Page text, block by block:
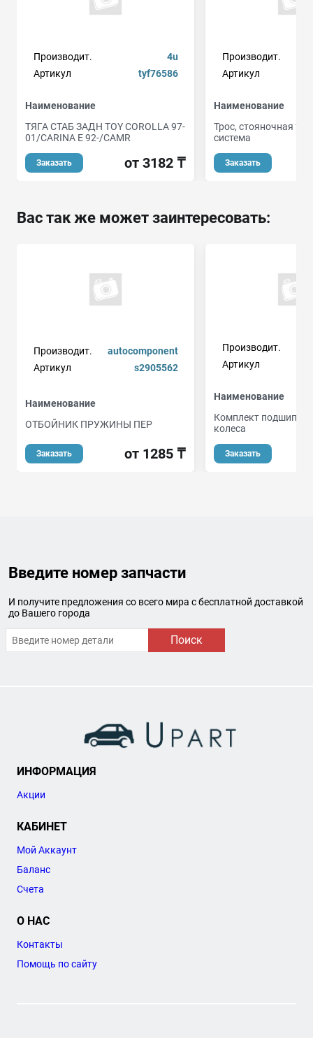
Производит.
4u
Артикул
tyf76586
Наименование
ТЯГА СТАБ ЗАДН TOY COROLLA 97-
01/CARINA E 92-/CAMR
Заказать от 3182 ₸
Производит.
Артикул
Наименование
Трос, стояночная
система
Заказать
Вас так же может заинтересовать:
Производит.
autocomponent
Артикул
s2905562
Наименование
ОТБОЙНИК ПРУЖИНЫ ПЕР
Заказать от 1285 ₸
Производит.
Артикул
Наименование
Комплект
колеса
Заказать
Введите номер запчасти
И получите предложения со всего мира с бесплатной доставкой
до Вашего города
Поиск
ИНФОРМАЦИЯ
Акции
КАБИНЕТ
Мой Аккаунт
Баланс
Счета
О НАС
Контакты
Помощь по сайту